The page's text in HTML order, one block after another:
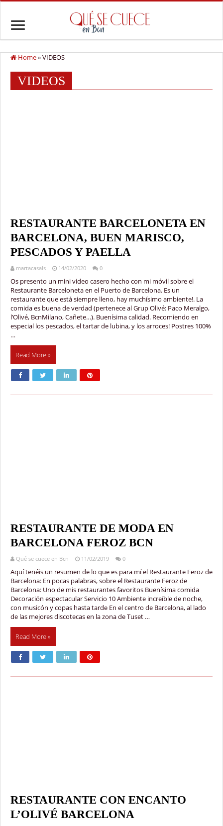
Home»VIDEOS
VIDEOS
RESTAURANTE BARCELONETA EN
BARCELONA, BUEN MARISCO,
PESCADOS Y PAELLA
martacasals 14/02/2020 0
Os presento un mini video casero hecho con mi móvil sobre el
Restaurante Barceloneta en el Puerto de Barcelona. Es un
restaurante que está siempre lleno, hay muchísimo ambiente!. La
comida es buena de verdad (pertenece al Grup Olivé: Paco Meralgo,
l’Olivé, BcnMilano, Cañete…). Buenísima calidad. Recomiendo en
especial los pescados, el tartar de lubina, y los arroces! Postres 100%
…
Read More »
RESTAURANTE DE MODA EN
BARCELONA FEROZ BCN
Qué se cuece en Bcn 11/02/2019 0
Aquí tenéis un resumen de lo que es para mí el Restaurante Feroz de
Barcelona: En pocas palabras, sobre el Restaurante Feroz de
Barcelona: Uno de mis restaurantes favoritos Buenísima comida
Decoración espectacular Servicio 10 Ambiente increíble de noche,
con musicón y copas hasta tarde En el centro de Barcelona, al lado
de las mejores discotecas en la zona de Tuset …
Read More »
RESTAURANTE CON ENCANTO
L’OLIVÉ BARCELONA